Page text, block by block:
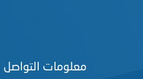
معلومات التواصل